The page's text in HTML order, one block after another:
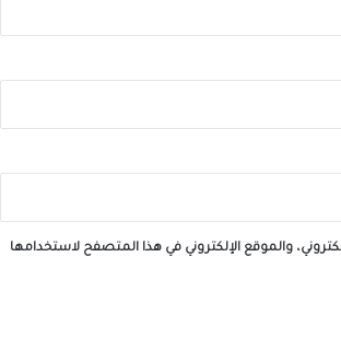
والموقع الإلكتروني في هذا المتصفح لاستخدامها